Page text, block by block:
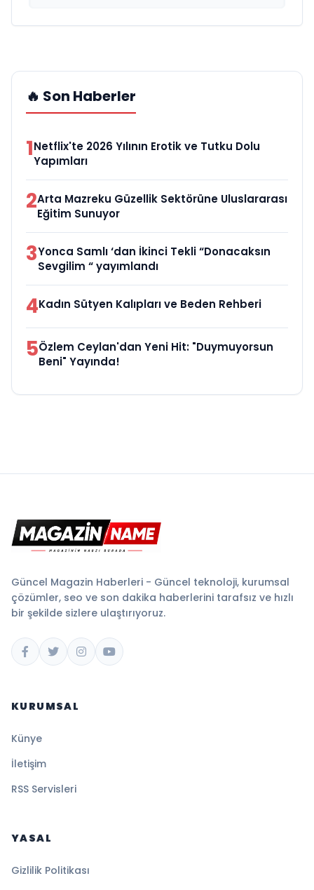
🔥 Son Haberler
1Netflix'te 2026 Yılının Erotik ve Tutku Dolu
Yapımları
2Arta Mazreku Güzellik Sektörüne Uluslararası
Eğitim Sunuyor
3Yonca Samlı ‘dan İkinci Tekli “Donacaksın
Sevgilim “ yayımlandı
4Kadın Sütyen Kalıpları ve Beden Rehberi
5Özlem Ceylan'dan Yeni Hit: "Duymuyorsun
Beni" Yayında!
Güncel Magazin Haberleri - Güncel teknoloji, kurumsal
çözümler, seo ve son dakika haberlerini tarafsız ve hızlı
bir şekilde sizlere ulaştırıyoruz.
KURUMSAL
Künye
İletişim
RSS Servisleri
YASAL
Gizlilik Politikası